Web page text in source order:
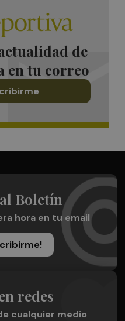
de
en tu correo
Boletín
hora en tu email
redes
cualquier medio